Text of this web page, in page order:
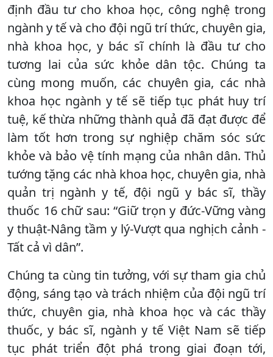
định đầu tư cho khoa học, công nghệ trong
ngành y tế và cho đội ngũ trí thức, chuyên gia,
nhà khoa học, y bác sĩ chính là đầu tư cho
tương lai của sức khỏe dân tộc. Chúng ta
cùng mong muốn, các chuyên gia, các nhà
khoa học ngành y tế sẽ tiếp tục phát huy trí
tuệ, kế thừa những thành quả đã đạt được để
làm tốt hơn trong sự nghiệp chăm sóc sức
khỏe và bảo vệ tính mạng của nhân dân. Thủ
tướng tặng các nhà khoa học, chuyên gia, nhà
quản trị ngành y tế, đội ngũ y bác sĩ, thầy
thuốc 16 chữ sau: “Giữ trọn y đức-Vững vàng
y thuật-Nâng tầm y lý-Vượt qua nghịch cảnh -
Tất cả vì dân”.
Chúng ta cùng tin tưởng, với sự tham gia chủ
động, sáng tạo và trách nhiệm của đội ngũ trí
thức, chuyên gia, nhà khoa học và các thầy
thuốc, y bác sĩ, ngành y tế Việt Nam sẽ tiếp
tục phát triển đột phá trong giai đoạn tới,